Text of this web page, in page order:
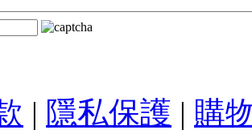
| 隱私保護 | 購